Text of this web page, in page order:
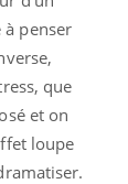
à penser
que
et on
loupe